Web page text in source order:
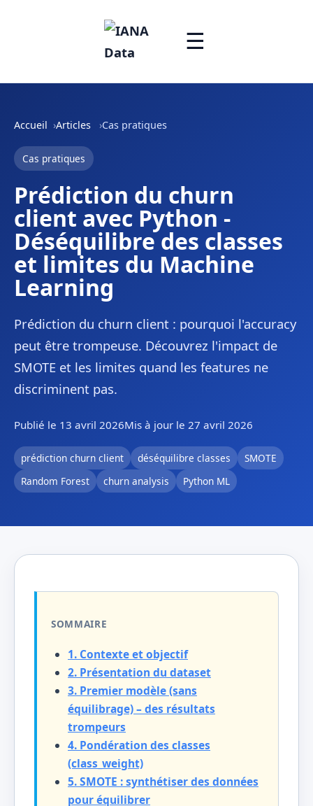
☰
Accueil Articles Cas pratiques
Cas pratiques
Prédiction du churn
client avec Python -
Déséquilibre des classes
et limites du Machine
Learning
Prédiction du churn client : pourquoi l'accuracy
peut être trompeuse. Découvrez l'impact de
SMOTE et les limites quand les features ne
discriminent pas.
Publié le 13 avril 2026Mis à jour le 27 avril 2026
prédiction churn client déséquilibre classes
SMOTE
Random Forest
churn analysis Python ML
SOMMAIRE
1. Contexte et objectif
2. Présentation du dataset
3. Premier modèle (sans
équilibrage) – des résultats
trompeurs
4. Pondération des classes
(class_weight)
5. SMOTE : synthétiser des données
pour équilibrer